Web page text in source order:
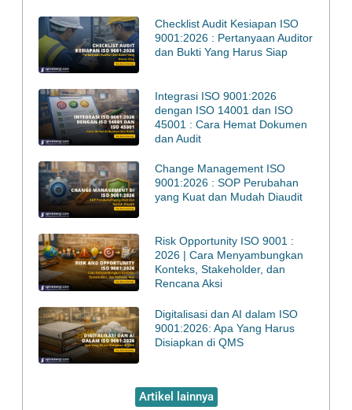
Checklist Audit Kesiapan ISO
9001:2026 : Pertanyaan Auditor
dan Bukti Yang Harus Siap
Integrasi ISO 9001:2026
dengan ISO 14001 dan ISO
45001 : Cara Hemat Dokumen
dan Audit
Change Management ISO
9001:2026 : SOP Perubahan
yang Kuat dan Mudah Diaudit
Risk Opportunity ISO 9001 :
2026 | Cara Menyambungkan
Konteks, Stakeholder, dan
Rencana Aksi
Digitalisasi dan AI dalam ISO
9001:2026: Apa Yang Harus
Disiapkan di QMS
Artikel lainnya